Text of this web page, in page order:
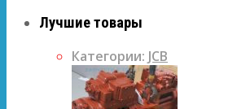
Лучшие товары
Категории: JCB